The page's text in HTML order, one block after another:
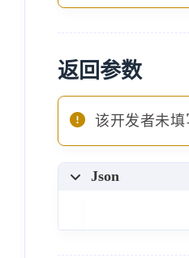
返回参数
该开发者未填
Json